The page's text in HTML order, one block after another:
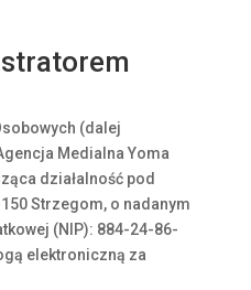
(dalej
Medialna Yoma
działalność pod
Strzegom, o nadanym
(NIP): 884-24-86-
elektroniczną za